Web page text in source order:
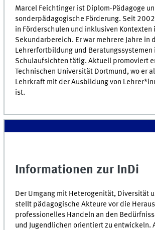
Marcel Feichtinger ist Diplom-Pädagoge
sonderpädagogische Förderung. Seit
in Förderschulen und inklusiven Kontexten
Sekundarbereich. Er war mehrere Jahre in
Lehrerfortbildung und Beratungssystemen
Schulaufsichten tätig. Aktuell promoviert
Technischen Universität Dortmund, wo er
Lehrkraft mit der Ausbildung von
ist.
Informationen zur InDi
Der Umgang mit Heterogenität, Diversität
stellt pädagogische Akteure vor die
professionelles Handeln an den
und Jugendlichen orientiert zu entwickeln.